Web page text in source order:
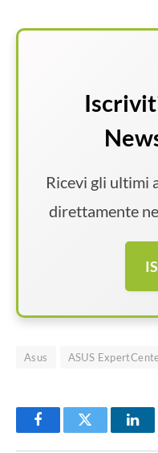
Ricevi gli ultimi
direttamente
Asus ASUS
FacebookTwitter